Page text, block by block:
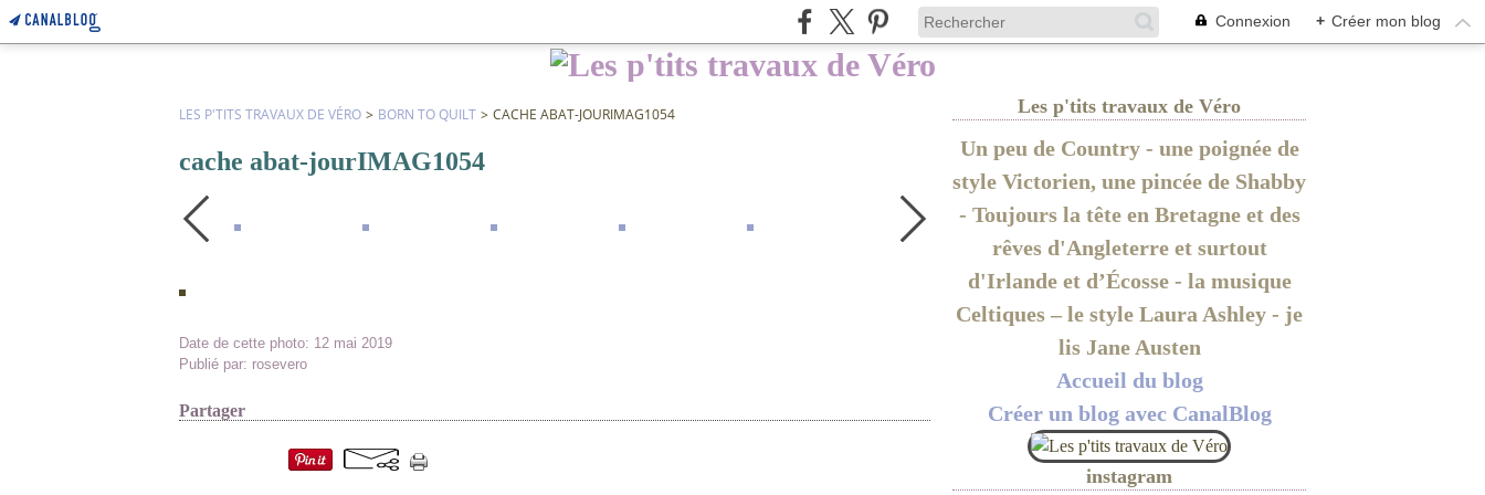
Connexion + Créer mon blog
LES P'TITS TRAVAUX DE VÉRO > BORN TO QUILT > CACHE ABAT-JOURIMAG1054
cache abat-jourIMAG1054
Date de cette photo: 12 mai 2019
Publié par: rosevero
Partager
Les p'tits travaux de Véro
Un peu de Country - une poignée de
style Victorien, une pincée de Shabby
- Toujours la tête en Bretagne et des
rêves d'Angleterre et surtout
d'Irlande et d’Écosse - la musique
Celtiques – le style Laura Ashley - je
lis Jane Austen
Accueil du blog
Créer un blog avec CanalBlog
instagram